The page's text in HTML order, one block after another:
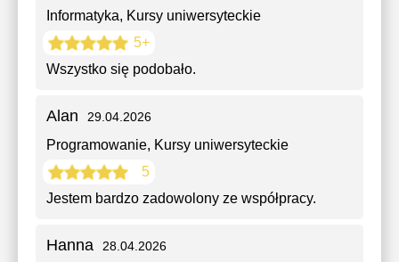
Informatyka, Kursy uniwersyteckie
5+
Wszystko się podobało.
Alan 29.04.2026
Programowanie, Kursy uniwersyteckie
5
Jestem bardzo zadowolоnу ze współpracy.
Hanna 28.04.2026